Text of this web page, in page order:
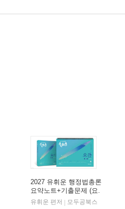
2027 유휘운 행정법총론
요약노트+기출문제 (요.
플.)
유휘운 편저
모두공북스